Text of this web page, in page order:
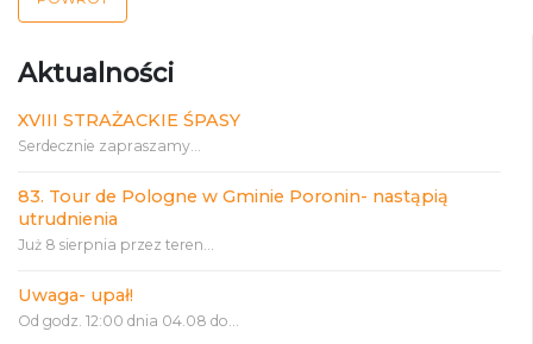
Aktualności
XVIII STRAŻACKIE ŚPASY
Serdecznie zapraszamy...
83. Tour de Pologne w Gminie Poronin- nastąpią
utrudnienia
Już 8 sierpnia przez teren...
Uwaga- upał!
Od godz. 12:00 dnia 04.08 do...